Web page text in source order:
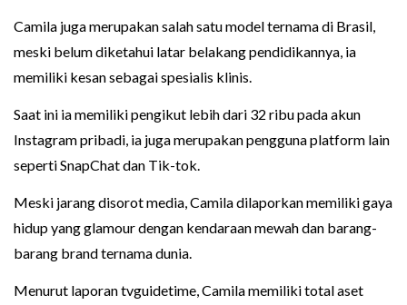
Camila juga merupakan salah satu model ternama di Brasil,
meski belum diketahui latar belakang pendidikannya, ia
memiliki kesan sebagai spesialis klinis.
Saat ini ia memiliki pengikut lebih dari 32 ribu pada akun
Instagram pribadi, ia juga merupakan pengguna platform lain
seperti SnapChat dan Tik-tok.
Meski jarang disorot media, Camila dilaporkan memiliki gaya
hidup yang glamour dengan kendaraan mewah dan barang-
barang brand ternama dunia.
Menurut laporan tvguidetime, Camila memiliki total aset